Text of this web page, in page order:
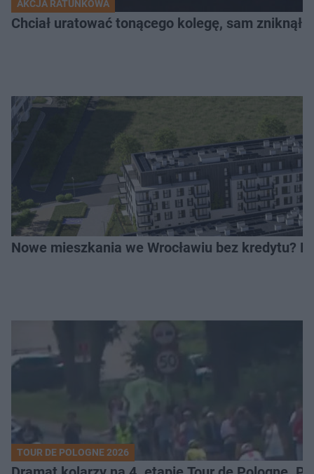
AKCJA RATUNKOWA
Chciał uratować tonącego kolegę, sam zniknął
Nowe mieszkania we Wrocławiu bez kredytu?
TOUR DE POLOGNE 2026